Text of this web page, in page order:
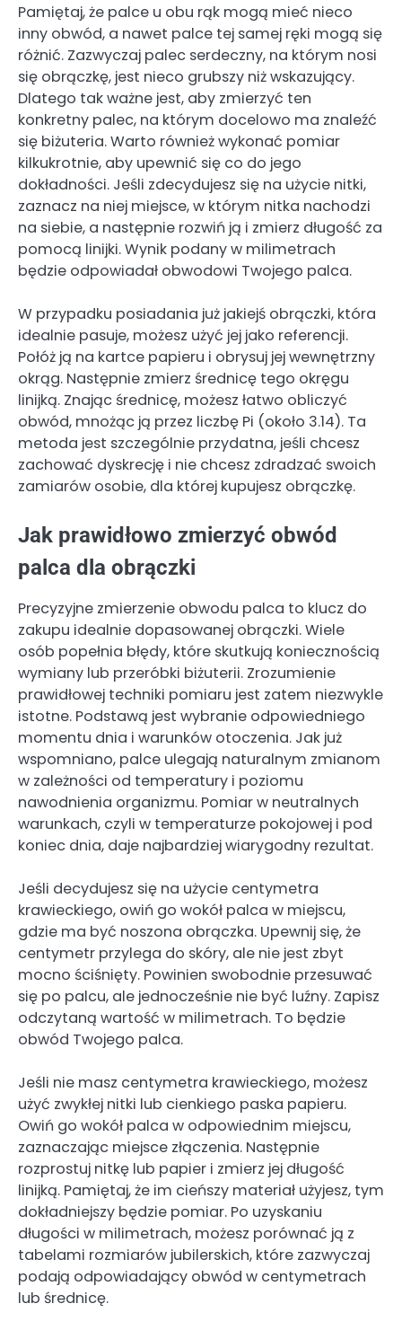
Pamiętaj, że palce u obu rąk mogą mieć nieco
inny obwód, a nawet palce tej samej ręki mogą się
różnić. Zazwyczaj palec serdeczny, na którym nosi
się obrączkę, jest nieco grubszy niż wskazujący.
Dlatego tak ważne jest, aby zmierzyć ten
konkretny palec, na którym docelowo ma znaleźć
się biżuteria. Warto również wykonać pomiar
kilkukrotnie, aby upewnić się co do jego
dokładności. Jeśli zdecydujesz się na użycie nitki,
zaznacz na niej miejsce, w którym nitka nachodzi
na siebie, a następnie rozwiń ją i zmierz długość za
pomocą linijki. Wynik podany w milimetrach
będzie odpowiadał obwodowi Twojego palca.
W przypadku posiadania już jakiejś obrączki, która
idealnie pasuje, możesz użyć jej jako referencji.
Połóż ją na kartce papieru i obrysuj jej wewnętrzny
okrąg. Następnie zmierz średnicę tego okręgu
linijką. Znając średnicę, możesz łatwo obliczyć
obwód, mnożąc ją przez liczbę Pi (około 3.14). Ta
metoda jest szczególnie przydatna, jeśli chcesz
zachować dyskrecję i nie chcesz zdradzać swoich
zamiarów osobie, dla której kupujesz obrączkę.
Jak prawidłowo zmierzyć obwód
palca dla obrączki
Precyzyjne zmierzenie obwodu palca to klucz do
zakupu idealnie dopasowanej obrączki. Wiele
osób popełnia błędy, które skutkują koniecznością
wymiany lub przeróbki biżuterii. Zrozumienie
prawidłowej techniki pomiaru jest zatem niezwykle
istotne. Podstawą jest wybranie odpowiedniego
momentu dnia i warunków otoczenia. Jak już
wspomniano, palce ulegają naturalnym zmianom
w zależności od temperatury i poziomu
nawodnienia organizmu. Pomiar w neutralnych
warunkach, czyli w temperaturze pokojowej i pod
koniec dnia, daje najbardziej wiarygodny rezultat.
Jeśli decydujesz się na użycie centymetra
krawieckiego, owiń go wokół palca w miejscu,
gdzie ma być noszona obrączka. Upewnij się, że
centymetr przylega do skóry, ale nie jest zbyt
mocno ściśnięty. Powinien swobodnie przesuwać
się po palcu, ale jednocześnie nie być luźny. Zapisz
odczytaną wartość w milimetrach. To będzie
obwód Twojego palca.
Jeśli nie masz centymetra krawieckiego, możesz
użyć zwykłej nitki lub cienkiego paska papieru.
Owiń go wokół palca w odpowiednim miejscu,
zaznaczając miejsce złączenia. Następnie
rozprostuj nitkę lub papier i zmierz jej długość
linijką. Pamiętaj, że im cieńszy materiał użyjesz, tym
dokładniejszy będzie pomiar. Po uzyskaniu
długości w milimetrach, możesz porównać ją z
tabelami rozmiarów jubilerskich, które zazwyczaj
podają odpowiadający obwód w centymetrach
lub średnicę.